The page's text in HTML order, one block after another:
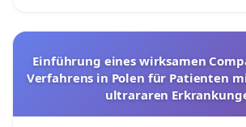
Einführung eines wirksamen
Verfahrens in Polen für Patienten
ultrararen